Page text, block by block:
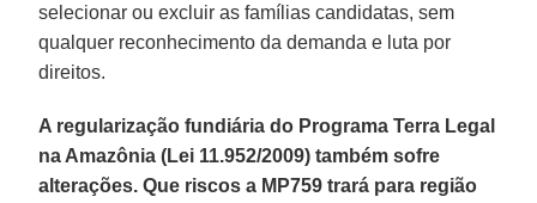
selecionar ou excluir as famílias candidatas, sem
qualquer reconhecimento da demanda e luta por
direitos.
A regularização fundiária do Programa Terra Legal
na Amazônia (Lei 11.952/2009) também sofre
alterações. Que riscos a MP759 trará para região